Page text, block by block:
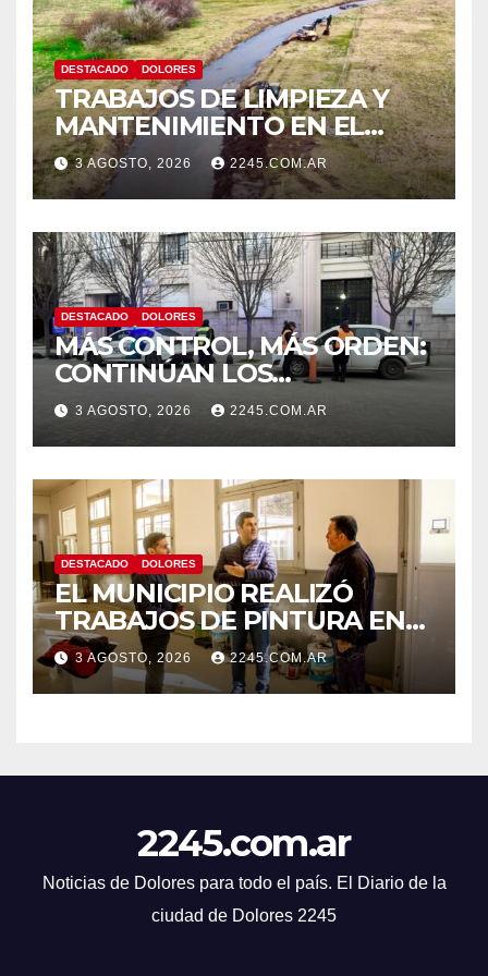
DESTACADO DOLORES
TRABAJOS DE LIMPIEZA Y
MANTENIMIENTO EN EL
CANAL LA PICASA
3 AGOSTO, 2026 2245.COM.AR
DESTACADO DOLORES
MÁS CONTROL, MÁS ORDEN:
CONTINÚAN LOS
OPERATIVOS PREVENTIVOS
DE TRÁNSITO EN DOLORES
3 AGOSTO, 2026 2245.COM.AR
DESTACADO DOLORES
EL MUNICIPIO REALIZÓ
TRABAJOS DE PINTURA EN
LA ESCUELA N.º 10
3 AGOSTO, 2026 2245.COM.AR
2245.com.ar
Noticias de Dolores para todo el país. El Diario de la
ciudad de Dolores 2245